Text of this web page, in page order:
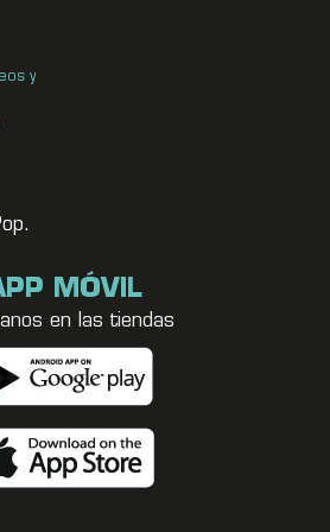
y
MÓVIL
en las tiendas